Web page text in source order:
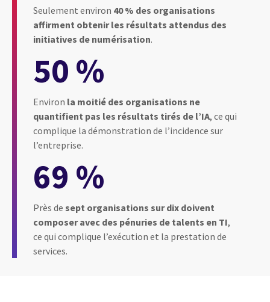
Seulement environ 40 % des organisations
affirment obtenir les résultats attendus des
initiatives de numérisation.
50 %
Environ la moitié des organisations ne
quantifient pas les résultats tirés de l’IA, ce qui
complique la démonstration de l’incidence sur
l’entreprise.
69 %
Près de sept organisations sur dix doivent
composer avec des pénuries de talents en TI,
ce qui complique l’exécution et la prestation de
services.